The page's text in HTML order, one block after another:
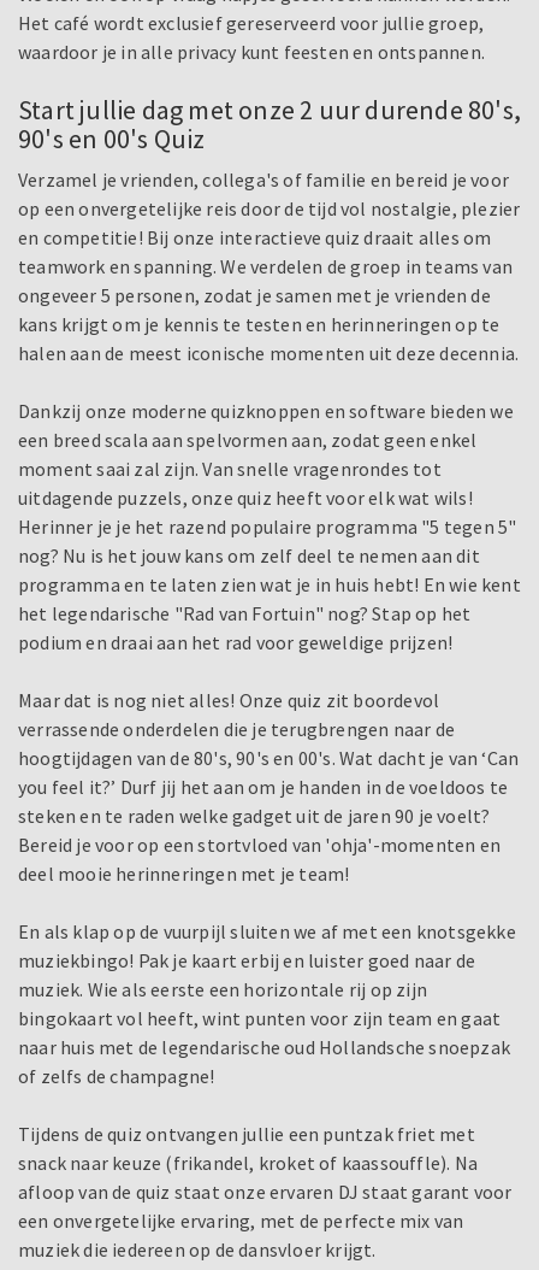
Het café wordt exclusief gereserveerd voor jullie groep,
waardoor je in alle privacy kunt feesten en ontspannen.
Start jullie dag met onze 2 uur durende 80's,
90's en 00's Quiz
Verzamel je vrienden, collega's of familie en bereid je voor
op een onvergetelijke reis door de tijd vol nostalgie, plezier
en competitie! Bij onze interactieve quiz draait alles om
teamwork en spanning. We verdelen de groep in teams van
ongeveer 5 personen, zodat je samen met je vrienden de
kans krijgt om je kennis te testen en herinneringen op te
halen aan de meest iconische momenten uit deze decennia.
Dankzij onze moderne quizknoppen en software bieden we
een breed scala aan spelvormen aan, zodat geen enkel
moment saai zal zijn. Van snelle vragenrondes tot
uitdagende puzzels, onze quiz heeft voor elk wat wils!
Herinner je je het razend populaire programma "5 tegen 5"
nog? Nu is het jouw kans om zelf deel te nemen aan dit
programma en te laten zien wat je in huis hebt! En wie kent
het legendarische "Rad van Fortuin" nog? Stap op het
podium en draai aan het rad voor geweldige prijzen!
Maar dat is nog niet alles! Onze quiz zit boordevol
verrassende onderdelen die je terugbrengen naar de
hoogtijdagen van de 80's, 90's en 00's. Wat dacht je van ‘Can
you feel it?’ Durf jij het aan om je handen in de voeldoos te
steken en te raden welke gadget uit de jaren 90 je voelt?
Bereid je voor op een stortvloed van 'ohja'-momenten en
deel mooie herinneringen met je team!
En als klap op de vuurpijl sluiten we af met een knotsgekke
muziekbingo! Pak je kaart erbij en luister goed naar de
muziek. Wie als eerste een horizontale rij op zijn
bingokaart vol heeft, wint punten voor zijn team en gaat
naar huis met de legendarische oud Hollandsche snoepzak
of zelfs de champagne!
Tijdens de quiz ontvangen jullie een puntzak friet met
snack naar keuze (frikandel, kroket of kaassouffle). Na
afloop van de quiz staat onze ervaren DJ staat garant voor
een onvergetelijke ervaring, met de perfecte mix van
muziek die iedereen op de dansvloer krijgt.